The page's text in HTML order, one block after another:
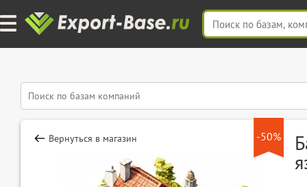
-50%
Вернуться в магазин